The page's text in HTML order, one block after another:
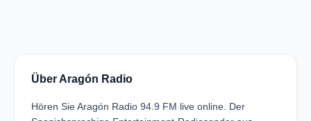
Über Aragón Radio
Hören Sie Aragón Radio 94.9 FM live online. Der